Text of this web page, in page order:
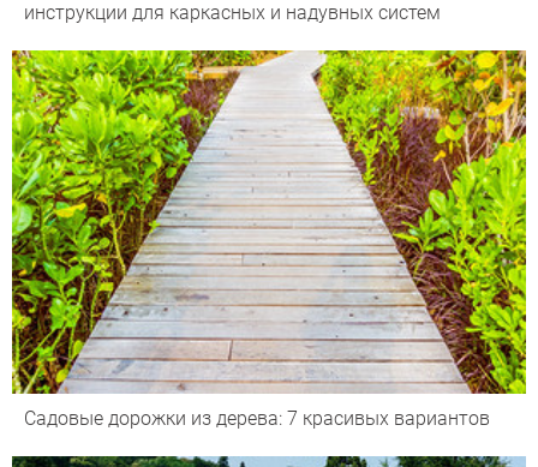
инструкции для каркасных и надувных систем
Садовые дорожки из дерева: 7 красивых вариантов